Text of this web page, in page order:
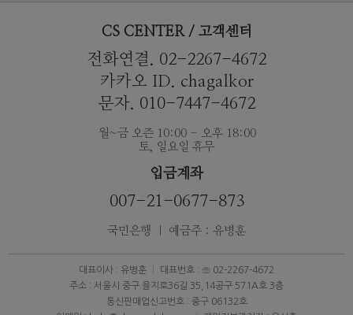
CS CENTER / 고객센터
전화연결. 02-2267-4672
카카오 ID. chagalkor
문자. 010-7447-4672
월~금 오즌 10:00 - 오후 18:00
토, 일요일 휴무
입금계좌
007-21-0677-873
국민은행 ｜ 예금주 : 유병훈
대표이사 : 유병훈
대표번호 : ☏ 02-2267-4672
주소 : 서울시 중구 을지로36길 35,14공구 571A호 3층
통신판매업신고번호 : 중구 06132호